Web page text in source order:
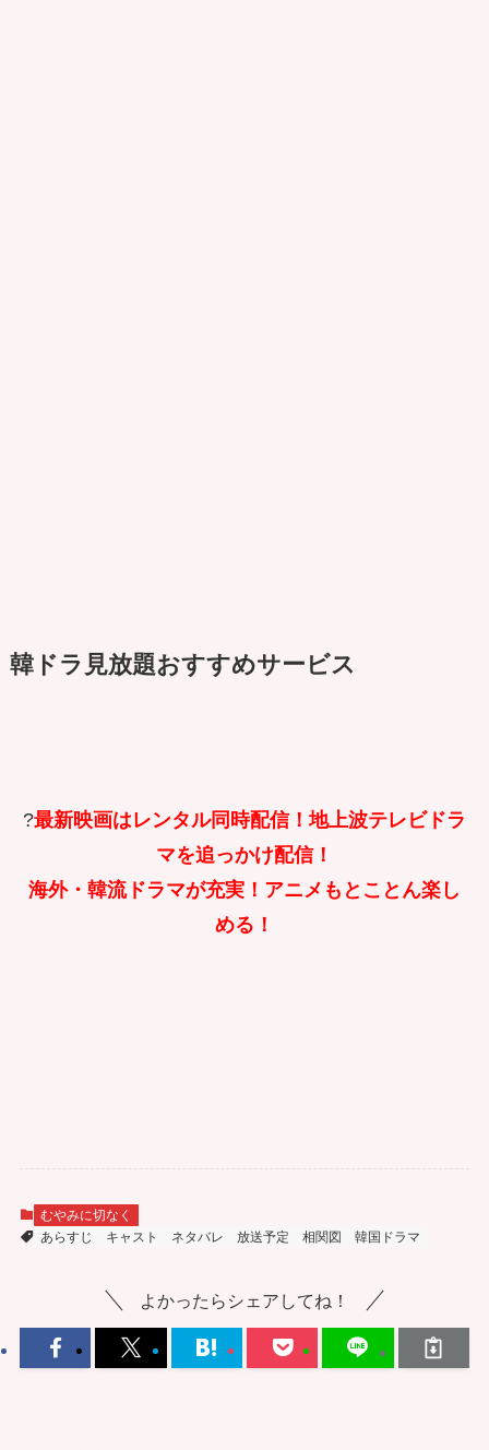
韓ドラ見放題おすすめサービス
?最新映画はレンタル同時配信！地上波テレビドラ
マを追っかけ配信！
海外・韓流ドラマが充実！アニメもとことん楽し
める！
むやみに切なく
あらすじ
キャスト ネタバレ 放送予定 相関図 韓国ドラマ
よかったらシェアしてね！